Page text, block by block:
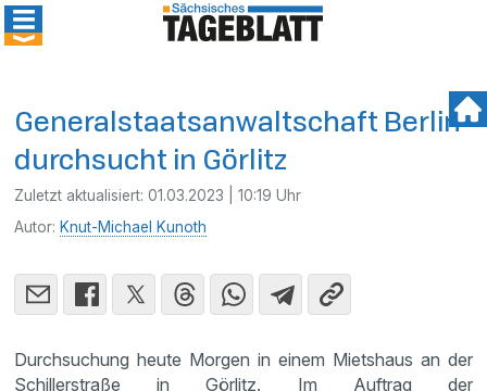
Generalstaatsanwaltschaft Berlin
durchsucht in Görlitz
Zuletzt aktualisiert:01.03.2023 | 10:19 Uhr
Autor: Knut-Michael Kunoth
Durchsuchung heute Morgen in einem Mietshaus an der
Schillerstraße in Görlitz. Im Auftrag der